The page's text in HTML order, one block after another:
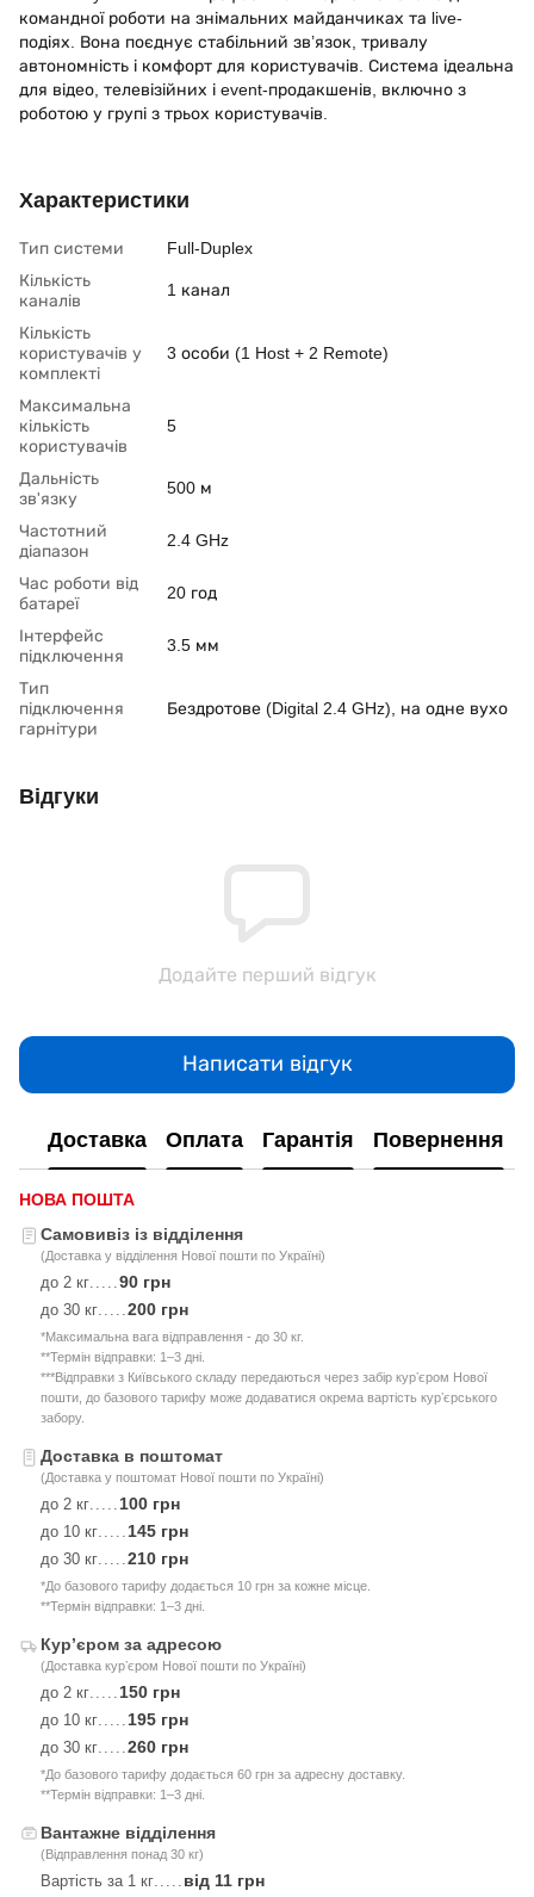
командної роботи на знімальних майданчиках та live-
подіях. Вона поєднує стабільний зв’язок, тривалу
автономність і комфорт для користувачів. Система ідеальна
для відео, телевізійних і event-продакшенів, включно з
роботою у групі з трьох користувачів.
Характеристики
Тип системи
Full-Duplex
Кількість
каналів
1 канал
Кількість
користувачів у
комплекті
3 особи (1 Host + 2 Remote)
Максимальна
кількість
користувачів
5
Дальність
зв'язку
500 м
Частотний
діапазон
2.4 GHz
Час роботи від
батареї
20 год
Інтерфейс
підключення
3.5 мм
Тип
підключення
гарнітури
Бездротове (Digital 2.4 GHz), на одне вухо
Відгуки
Додайте перший відгук
Написати відгук
Доставка Оплата Гарантія Повернення
НОВА ПОШТА
Самовивіз із відділення
(Доставка у відділення Нової пошти по Україні)
до 2 кг 90 грн
до 30 кг 200 грн
*Максимальна вага відправлення - до 30 кг.
**Термін відправки: 1–3 дні.
***Відправки з Київського складу передаються через забір курʼєром Нової
пошти, до базового тарифу може додаватися окрема вартість курʼєрського
забору.
Доставка в поштомат
(Доставка у поштомат Нової пошти по Україні)
до 2 кг 100 грн
до 10 кг 145 грн
до 30 кг 210 грн
*До базового тарифу додається 10 грн за кожне місце.
**Термін відправки: 1–3 дні.
Курʼєром за адресою
(Доставка курʼєром Нової пошти по Україні)
до 2 кг 150 грн
до 10 кг 195 грн
до 30 кг 260 грн
*До базового тарифу додається 60 грн за адресну доставку.
**Термін відправки: 1–3 дні.
Вантажне відділення
(Відправлення понад 30 кг)
Вартість за 1 кг від 11 грн